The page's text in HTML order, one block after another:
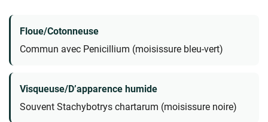
Floue/Cotonneuse
Commun avec Penicillium (moisissure bleu-vert)
Visqueuse/D’apparence humide
Souvent Stachybotrys chartarum (moisissure noire)